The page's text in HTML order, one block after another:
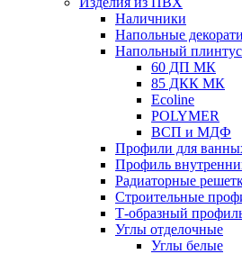
Наличники
Напольные
Напольный плинтус
60 ДП МК
85 ДКК МК
Ecoline
POLYMER
ВСП и МДФ
Профили для
Профиль
Радиаторные
Строительные
Т-образный
Углы отделочные
Углы белые